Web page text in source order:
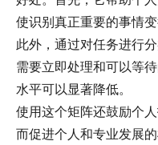
使识别真正重要的事情变
此外，通过对任务进行
需要立即处理和可以等
水平可以显著降低。
使用这个矩阵还鼓励个
而促进个人和专业发展